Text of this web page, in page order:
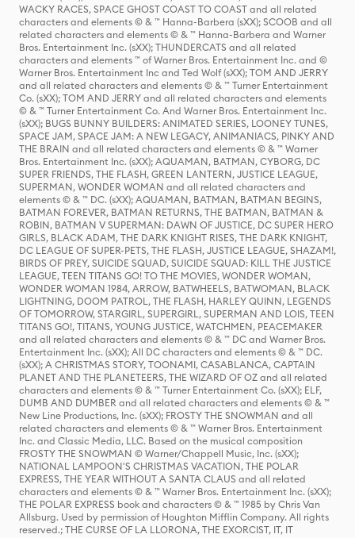
WACKY RACES, SPACE GHOST COAST TO COAST and all related
characters and elements © & ™ Hanna-Barbera (sXX); SCOOB and all
related characters and elements © & ™ Hanna-Barbera and Warner
Bros. Entertainment Inc. (sXX); THUNDERCATS and all related
characters and elements ™ of Warner Bros. Entertainment Inc. and ©
Warner Bros. Entertainment Inc and Ted Wolf (sXX); TOM AND JERRY
and all related characters and elements © & ™ Turner Entertainment
Co. (sXX); TOM AND JERRY and all related characters and elements
© & ™ Turner Entertainment Co. And Warner Bros. Entertainment Inc.
(sXX); BUGS BUNNY BUILDERS: ANIMATED SERIES, LOONEY TUNES,
SPACE JAM, SPACE JAM: A NEW LEGACY, ANIMANIACS, PINKY AND
THE BRAIN and all related characters and elements © & ™ Warner
Bros. Entertainment Inc. (sXX); AQUAMAN, BATMAN, CYBORG, DC
SUPER FRIENDS, THE FLASH, GREEN LANTERN, JUSTICE LEAGUE,
SUPERMAN, WONDER WOMAN and all related characters and
elements © & ™ DC. (sXX); AQUAMAN, BATMAN, BATMAN BEGINS,
BATMAN FOREVER, BATMAN RETURNS, THE BATMAN, BATMAN &
ROBIN, BATMAN V SUPERMAN: DAWN OF JUSTICE, DC SUPER HERO
GIRLS, BLACK ADAM, THE DARK KNIGHT RISES, THE DARK KNIGHT,
DC LEAGUE OF SUPER-PETS, THE FLASH, JUSTICE LEAGUE, SHAZAM!,
BIRDS OF PREY, SUICIDE SQUAD, SUICIDE SQUAD: KILL THE JUSTICE
LEAGUE, TEEN TITANS GO! TO THE MOVIES, WONDER WOMAN,
WONDER WOMAN 1984, ARROW, BATWHEELS, BATWOMAN, BLACK
LIGHTNING, DOOM PATROL, THE FLASH, HARLEY QUINN, LEGENDS
OF TOMORROW, STARGIRL, SUPERGIRL, SUPERMAN AND LOIS, TEEN
TITANS GO!, TITANS, YOUNG JUSTICE, WATCHMEN, PEACEMAKER
and all related characters and elements © & ™ DC and Warner Bros.
Entertainment Inc. (sXX); All DC characters and elements © & ™ DC.
(sXX); A CHRISTMAS STORY, TOONAMI, CASABLANCA, CAPTAIN
PLANET AND THE PLANETEERS, THE WIZARD OF OZ and all related
characters and elements © & ™ Turner Entertainment Co. (sXX); ELF,
DUMB AND DUMBER and all related characters and elements © & ™
New Line Productions, Inc. (sXX); FROSTY THE SNOWMAN and all
related characters and elements © & ™ Warner Bros. Entertainment
Inc. and Classic Media, LLC. Based on the musical composition
FROSTY THE SNOWMAN © Warner/Chappell Music, Inc. (sXX);
NATIONAL LAMPOON'S CHRISTMAS VACATION, THE POLAR
EXPRESS, THE YEAR WITHOUT A SANTA CLAUS and all related
characters and elements © & ™ Warner Bros. Entertainment Inc. (sXX);
THE POLAR EXPRESS book and characters © & ™ 1985 by Chris Van
Allsburg. Used by permission of Houghton Mifflin Company. All rights
reserved.; THE CURSE OF LA LLORONA, THE EXORCIST, IT, IT